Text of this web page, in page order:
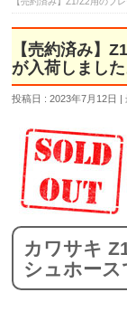
【売約済み】
が入荷しました
投稿日 : 2023年7月12日
カワサキ
シュホース